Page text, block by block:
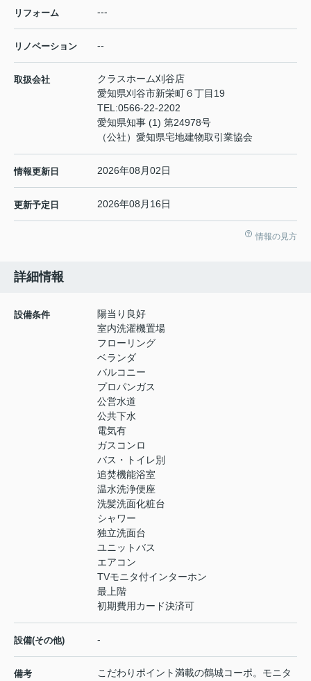
リフォーム ---
リノベーション --
取扱会社
クラスホーム刈谷店
愛知県刈谷市新栄町６丁目19
TEL:0566-22-2202
愛知県知事 (1) 第24978号
（公社）愛知県宅地建物取引業協会
情報更新日 2026年08月02日
更新予定日 2026年08月16日
情報の見方
詳細情報
設備条件
陽当り良好
室内洗濯機置場
フローリング
ベランダ
バルコニー
プロパンガス
公営水道
公共下水
電気有
ガスコンロ
バス・トイレ別
追焚機能浴室
温水洗浄便座
洗髪洗面化粧台
シャワー
独立洗面台
ユニットバス
エアコン
TVモニタ付インターホン
最上階
初期費用カード決済可
設備(その他) -
備考 こだわりポイント満載の鶴城コーポ。モニタ